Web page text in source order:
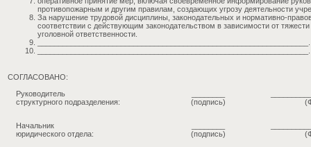
противопожарным и другим правилам, создающих угрозу деятельности
За нарушение трудовой дисциплины, законодательных и нормативно-
соответствии с действующим законодательством в зависимости от
уголовной ответственности.
СОГЛАСОВАНО:
Руководитель
структурного подразделения:
(подпись)
Начальник
юридического отдела:
(подпись)